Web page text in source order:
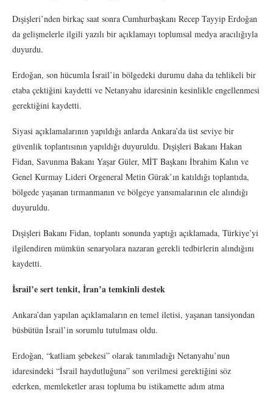
Dışişleri’nden birkaç saat sonra Cumhurbaşkanı Recep Tayyip Erdoğan
da gelişmelerle ilgili yazılı bir açıklamayı toplumsal medya aracılığıyla
duyurdu.
Erdoğan, son hücumla İsrail’in bölgedeki durumu daha da tehlikeli bir
etaba çektiğini kaydetti ve Netanyahu idaresinin kesinlikle engellenmesi
gerektiğini kaydetti.
Siyasi açıklamalarının yapıldığı anlarda Ankara’da üst seviye bir
güvenlik toplantısının yapıldığı duyuruldu. Dışişleri Bakanı Hakan
Fidan, Savunma Bakanı Yaşar Güler, MİT Başkanı İbrahim Kalın ve
Genel Kurmay Lideri Orgeneral Metin Gürak’ın katıldığı toplantıda,
bölgede yaşanan tırmanmanın ve bölgeye yansımalarının ele alındığı
duyuruldu.
Dışişleri Bakanı Fidan, toplantı sonunda yaptığı açıklamada, Türkiye’yi
ilgilendiren mümkün senaryolara nazaran gerekli tedbirlerin alındığını
kaydetti.
İsrail’e sert tenkit, İran’a temkinli destek
Ankara’dan yapılan açıklamaların en temel iletisi, yaşanan tansiyondan
büsbütün İsrail’in sorumlu tutulması oldu.
Erdoğan, “katliam şebekesi” olarak tanımladığı Netanyahu’nun
idaresindeki “İsrail haydutluğuna” son verilmesi gerektiğini söz
ederken, memleketler arası topluma bu istikamette adım atma